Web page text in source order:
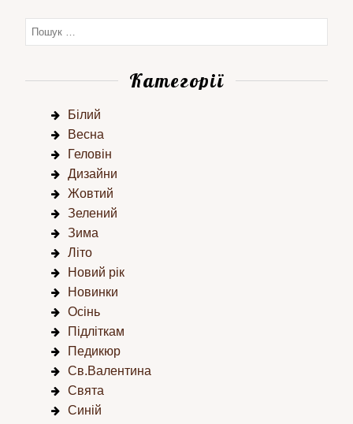
Категорії
Білий
Весна
Геловін
Дизайни
Жовтий
Зелений
Зима
Літо
Новий рік
Новинки
Осінь
Підліткам
Педикюр
Св.Валентина
Свята
Синій